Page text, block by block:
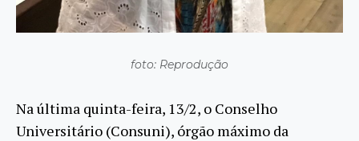
foto: Reprodução
Na última quinta-feira, 13/2, o Conselho
Universitário (Consuni), órgão máximo da